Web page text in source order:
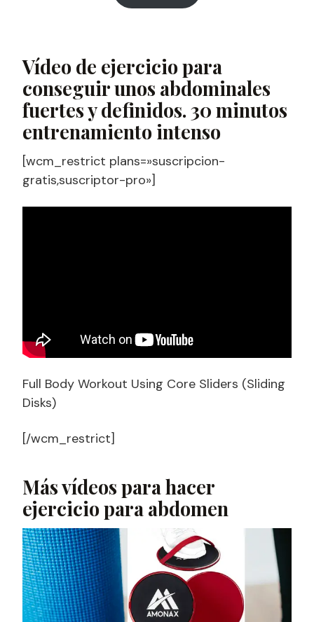
Vídeo de ejercicio para
conseguir unos abdominales
fuertes y definidos. 30 minutos
entrenamiento intenso
[wcm_restrict plans=»suscripcion-
gratis,suscriptor-pro»]
Full Body Workout Using Core Sliders (Sliding
Disks)
[/wcm_restrict]
Más vídeos para hacer
ejercicio para abdomen